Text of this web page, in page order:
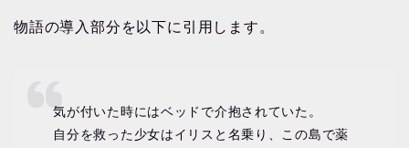
物語の導入部分を以下に引用します。
気が付いた時にはベッドで介抱されていた。
自分を救った少女はイリスと名乗り、この島で薬